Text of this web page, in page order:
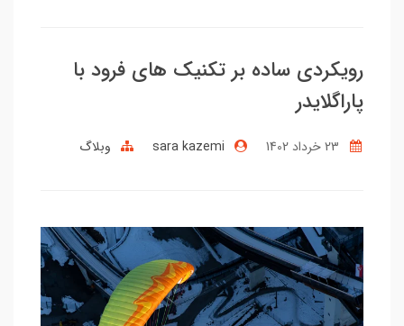
رویکردی ساده بر تکنیک های فرود با
پاراگلایدر
sara kazemi وبلاگ